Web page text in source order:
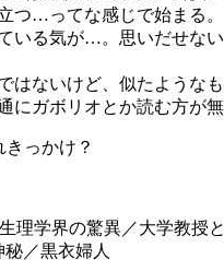
つ…ってな感じで始まる。
いる気が…。思いだせない
ないけど、似たようなも
ガボリオとか読む方が無
っかけ？
理学界の驚異／大学教授
／黒衣婦人